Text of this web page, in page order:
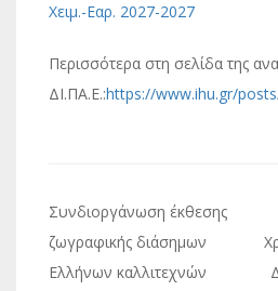
Χειμ.-Εαρ. 2027-2027
Περισσότερα στη σελίδα της
ΔΙ.ΠΑ.Ε.:https://www.ihu.gr/
Πλοήγηση
άρθρων
Συνδιοργάνωση έκθεσης
ζωγραφικής διάσημων
Ελλήνων καλλιτεχνών